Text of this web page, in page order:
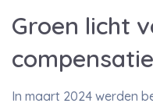
Groen licht
In maart 2024 werden